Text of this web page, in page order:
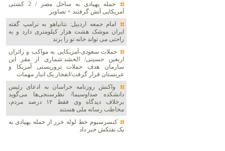
حمله پهپادی به ساحل مصر / 2 کشتی
آمریکایی آتش گرفتند + تصاویر
امام جمعه اردبیل: نتانیاهو به ترامپ گفته
ایران موشک هشت هزار کیلومتری دارد و به
راحتی می تواند خانه تو را بزند
حملات سعودی-آمریکایی به مواکب و زائران
اربعین حسینی/ الحشد:شماری از مقر این
سازمان هدف حملات تروریستی آمریکا و
عربستان قرار گرفت/انفجار یک انبار مهمات
واکنش روزنامه خراسان به ادعای رئیس
دانشکده صداوسیما/ نظرسنجی‌ها می‌گوید
برخلاف دیدگاه وی فقط ۱۲ درصد مردم،
مخاطب رسانه ملی هستند
کنسرسیوم خط لوله خزر از حمله پهپادی به
یک نفتکش خبر داد